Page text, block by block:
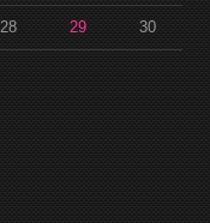
28 29 30